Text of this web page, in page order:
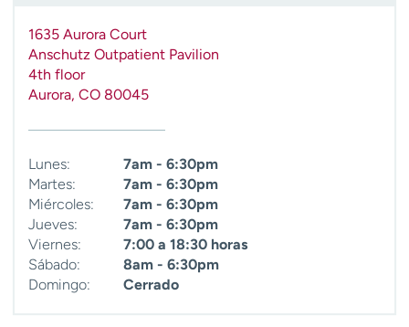
1635 Aurora Court
Anschutz Outpatient Pavilion
4th floor
Aurora, CO 80045
Lunes:
7am - 6:30pm
Martes:
7am - 6:30pm
Miércoles:
7am - 6:30pm
Jueves:
7am - 6:30pm
Viernes:
7:00 a 18:30 horas
Sábado:
8am - 6:30pm
Domingo:
Cerrado